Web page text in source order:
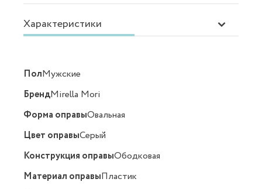
Характеристики
ПолМужские
БрендMirella Mori
Форма оправыОвальная
Цвет оправыСерый
Конструкция оправыОбодковая
Материал оправыПластик